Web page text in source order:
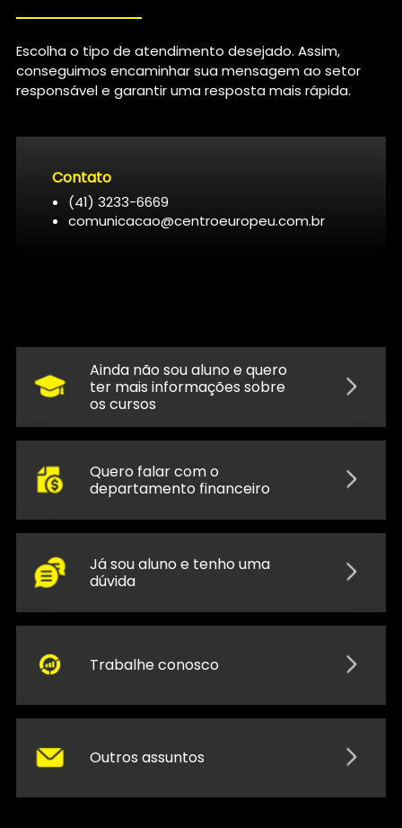
Escolha o tipo de atendimento desejado. Assim,
conseguimos encaminhar sua mensagem ao setor
responsável e garantir uma resposta mais rápida.
Contato
(41) 3233-6669
comunicacao@centroeuropeu.com.br
Ainda não sou aluno e quero
ter mais informações sobre
os cursos
Quero falar com o
departamento financeiro
Já sou aluno e tenho uma
dúvida
Trabalhe conosco
Outros assuntos